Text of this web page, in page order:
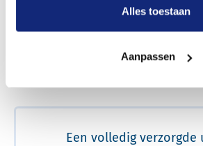
Alles toestaan
Aanpassen
Een betere uitvaart ervaring
Een volledig verzorgde